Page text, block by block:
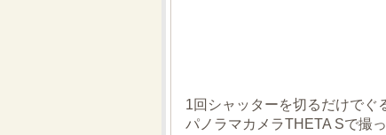
1回シャッターを切るだけでぐ
パノラマカメラTHETA Sで撮